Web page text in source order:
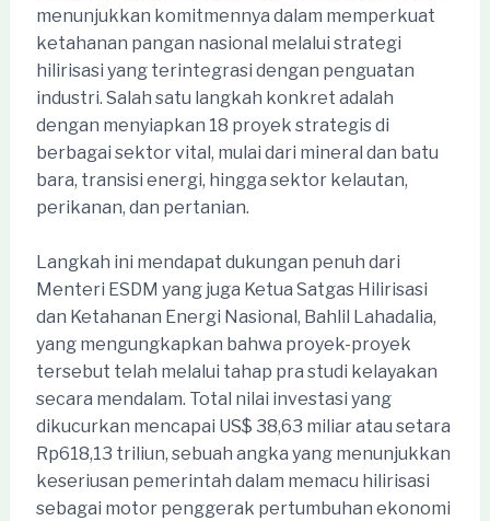
menunjukkan komitmennya dalam memperkuat
ketahanan pangan nasional melalui strategi
hilirisasi yang terintegrasi dengan penguatan
industri. Salah satu langkah konkret adalah
dengan menyiapkan 18 proyek strategis di
berbagai sektor vital, mulai dari mineral dan batu
bara, transisi energi, hingga sektor kelautan,
perikanan, dan pertanian.
Langkah ini mendapat dukungan penuh dari
Menteri ESDM yang juga Ketua Satgas Hilirisasi
dan Ketahanan Energi Nasional, Bahlil Lahadalia,
yang mengungkapkan bahwa proyek-proyek
tersebut telah melalui tahap pra studi kelayakan
secara mendalam. Total nilai investasi yang
dikucurkan mencapai US$ 38,63 miliar atau setara
Rp618,13 triliun, sebuah angka yang menunjukkan
keseriusan pemerintah dalam memacu hilirisasi
sebagai motor penggerak pertumbuhan ekonomi